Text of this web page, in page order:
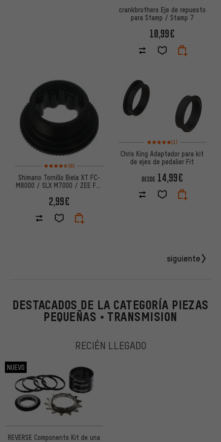
crankbrothers Eje de repuesto
para Stamp / Stamp 7
10,99€
Valoración media: 4,5 de 5 basada en 6 reseñas
(6)
Shimano Tornillo Biela XT FC-
M8000 / SLX M7000 / ZEE FC-
2,99€
Valoración media: 5 de 5
(1)
Chris King Adaptador para kit
de ejes de pedalier Fit
DESDE 14,99€
siguiente
DESTACADOS DE LA CATEGORÍA PIEZAS
PEQUEÑAS • TRANSMISION
RECIÉN LLEGADO
NUEVO
REVERSE Components Kit de una